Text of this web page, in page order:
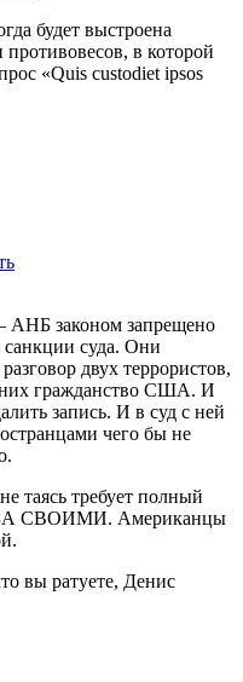
будет выстроена
в которой
«Quis custodiet ipsos
законом запрещено
санкции суда. Они
двух террористов,
них гражданство США. И
запись. И в суд с ней
чего бы не
таясь требует полный
СВОИМИ. Американцы
вы ратуете, Денис